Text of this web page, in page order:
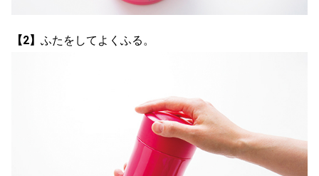
【2】 ふたをしてよくふる。